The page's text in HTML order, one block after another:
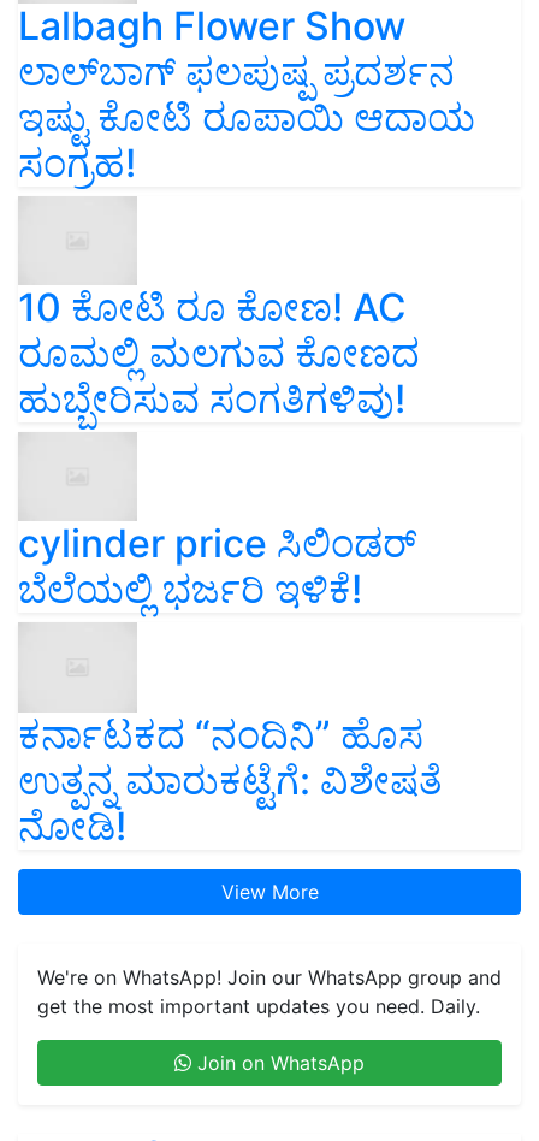
Lalbagh Flower Show
ಲಾಲ್‌ಬಾಗ್ ಫಲಪುಷ್ಪ ಪ್ರದರ್ಶನ
ಇಷ್ಟು ಕೋಟಿ ರೂಪಾಯಿ ಆದಾಯ
ಸಂಗ್ರಹ!
10 ಕೋಟಿ ರೂ ಕೋಣ! AC
ರೂಮಲ್ಲಿ ಮಲಗುವ ಕೋಣದ
ಹುಬ್ಬೇರಿಸುವ ಸಂಗತಿಗಳಿವು!
cylinder price ಸಿಲಿಂಡರ್‌
ಬೆಲೆಯಲ್ಲಿ ಭರ್ಜರಿ ಇಳಿಕೆ!
ಕರ್ನಾಟಕದ “ನಂದಿನಿ” ಹೊಸ
ಉತ್ಪನ್ನ ಮಾರುಕಟ್ಟೆಗೆ: ವಿಶೇಷತೆ
ನೋಡಿ!
View More
We're on WhatsApp! Join our WhatsApp group and
get the most important updates you need. Daily.
Join on WhatsApp